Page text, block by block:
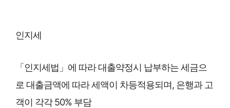
인지세
「인지세법」에 따라 대출약정시 납부하는 세금으
로 대출금액에 따라 세액이 차등적용되며, 은행과 고
객이 각각 50% 부담